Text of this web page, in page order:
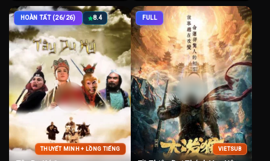
HOÀN TẤT (26/26) 8.4
THUYẾT MINH + LỒNG TIẾNG
FULL
VIETSUB